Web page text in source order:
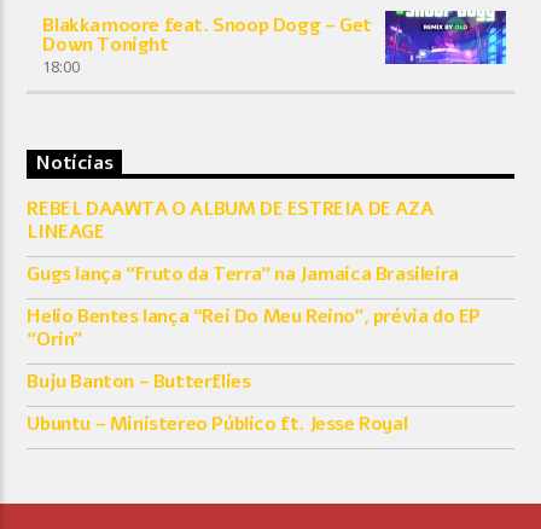
Blakkamoore feat. Snoop Dogg – Get
Down Tonight
18:00
Notícias
REBEL DAAWTA O ALBUM DE ESTREIA DE AZA
LINEAGE
Gugs lança “Fruto da Terra” na Jamaica Brasileira
Helio Bentes lança “Rei Do Meu Reino”, prévia do EP
“Orin”
Buju Banton – Butterflies
Ubuntu – Ministereo Público ft. Jesse Royal